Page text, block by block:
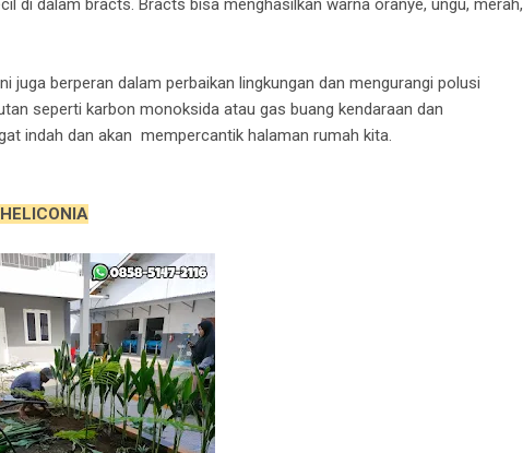
juga berperan dalam perbaikan lingkungan dan mengurangi polusi
seperti karbon monoksida atau gas buang kendaraan dan
indah dan akan mempercantik halaman rumah kita.